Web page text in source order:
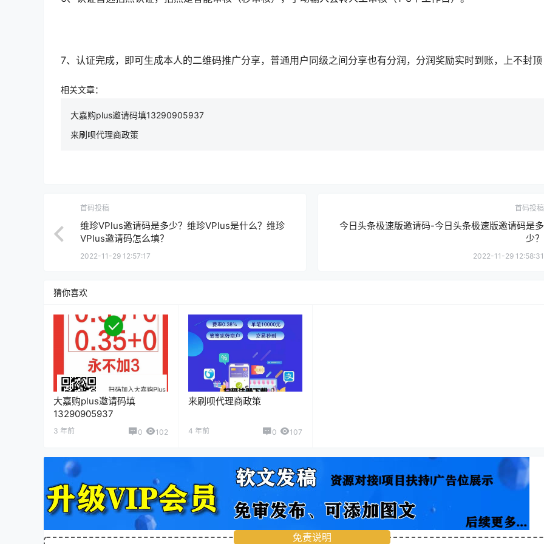
7、认证完成，即可生成本人的二维码推广分享，普通用户同级之间分享也有分润，分润奖励实时到账，上不封
相关文章：
大嘉购plus邀请码填13290905937
来刷呗代理商政策
首码投稿
维珍VPlus邀请码是多少？维珍VPlus是什么？维珍
VPlus邀请码怎么填？
2022-11-29 12:57:17
首码投稿
今日头条极速版邀请码-今日头条极速版邀请码是多
少？
2022-11-29 12:58:31
猜你喜欢
大嘉购plus邀请码填
13290905937
3 年前 0 102
来刷呗代理商政策
4 年前 0 107
免责说明